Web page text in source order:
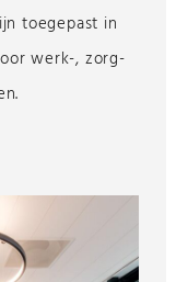
toegepast in
werk-, zorg-